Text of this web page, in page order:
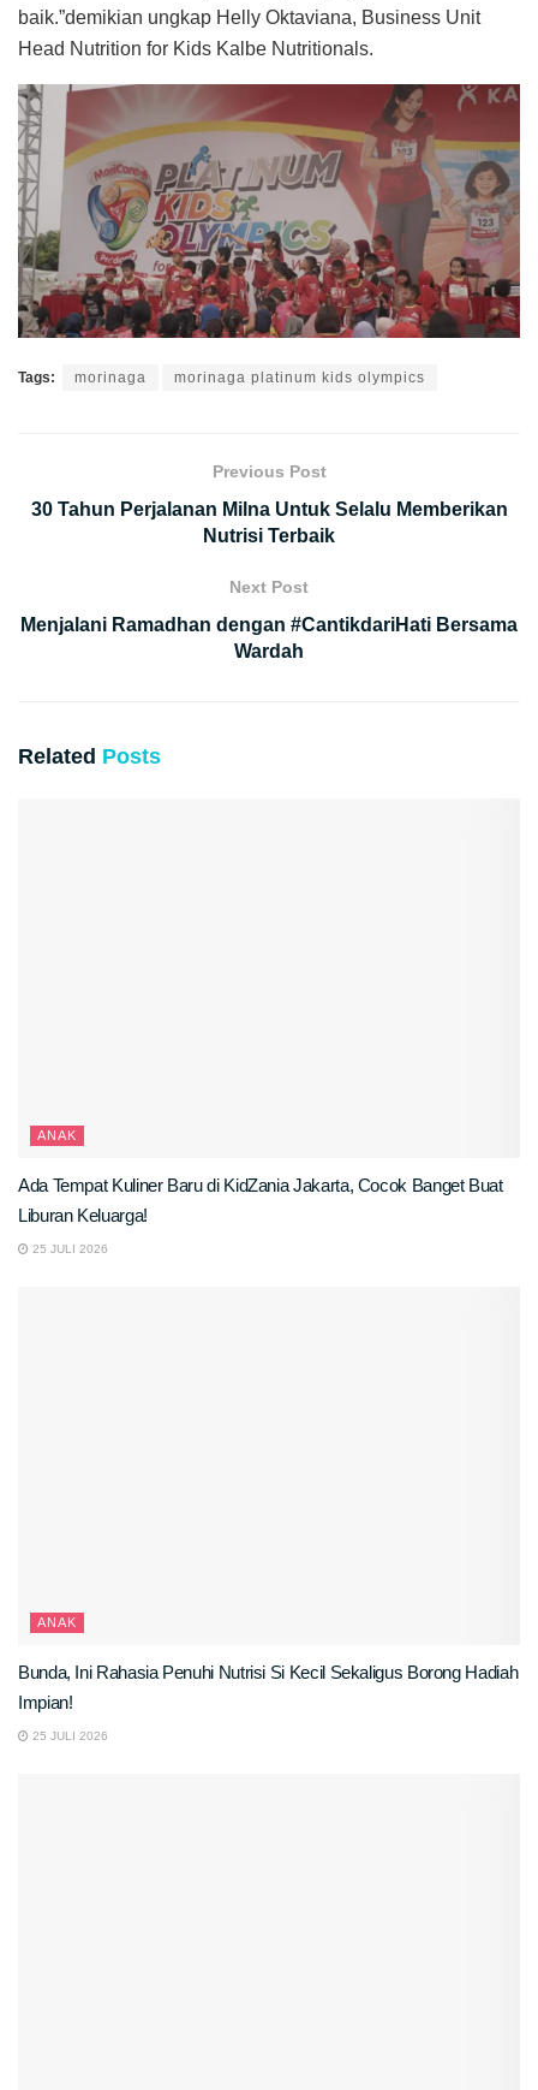
baik.”demikian ungkap Helly Oktaviana, Business Unit
Head Nutrition for Kids Kalbe Nutritionals.
Tags: morinaga morinaga platinum kids olympics
Previous Post
30 Tahun Perjalanan Milna Untuk Selalu Memberikan
Nutrisi Terbaik
Next Post
Menjalani Ramadhan dengan #CantikdariHati Bersama
Wardah
Related Posts
ANAK
Ada Tempat Kuliner Baru di KidZania Jakarta, Cocok Banget Buat
Liburan Keluarga!
25 JULI 2026
ANAK
Bunda, Ini Rahasia Penuhi Nutrisi Si Kecil Sekaligus Borong Hadiah
Impian!
25 JULI 2026